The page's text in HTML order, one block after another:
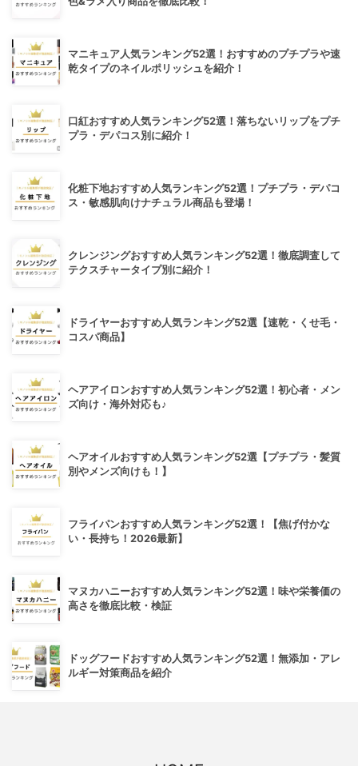
マニキュア人気ランキング52選！おすすめのプチプラや速
乾タイプのネイルポリッシュを紹介！
口紅おすすめ人気ランキング52選！落ちないリップをプチ
プラ・デパコス別に紹介！
化粧下地おすすめ人気ランキング52選！プチプラ・デパコ
ス・敏感肌向けナチュラル商品も登場！
クレンジングおすすめ人気ランキング52選！徹底調査して
テクスチャータイプ別に紹介！
ドライヤーおすすめ人気ランキング52選【速乾・くせ毛・
コスパ商品】
ヘアアイロンおすすめ人気ランキング52選！初心者・メン
ズ向け・海外対応も♪
ヘアオイルおすすめ人気ランキング52選【プチプラ・髪質
別やメンズ向けも！】
フライパンおすすめ人気ランキング52選！【焦げ付かな
い・長持ち！2026最新】
マヌカハニーおすすめ人気ランキング52選！味や栄養価の
高さを徹底比較・検証
ドッグフードおすすめ人気ランキング52選！無添加・アレ
ルギー対策商品を紹介